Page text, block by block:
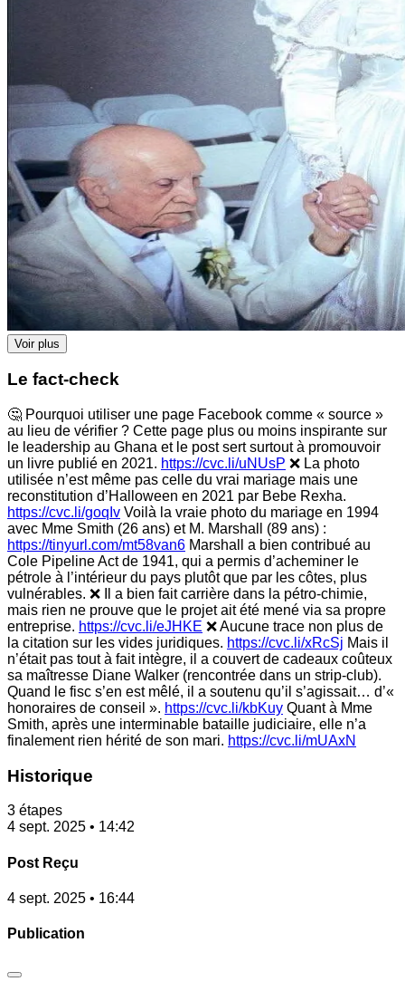
Voir plus
Le fact-check
🤔 Pourquoi utiliser une page Facebook comme « source »
au lieu de vérifier ? Cette page plus ou moins inspirante sur
le leadership au Ghana et le post sert surtout à promouvoir
un livre publié en 2021. https://cvc.li/uNUsP ❌ La photo
utilisée n’est même pas celle du vrai mariage mais une
reconstitution d’Halloween en 2021 par Bebe Rexha.
https://cvc.li/goqIv Voilà la vraie photo du mariage en 1994
avec Mme Smith (26 ans) et M. Marshall (89 ans) :
https://tinyurl.com/mt58van6 Marshall a bien contribué au
Cole Pipeline Act de 1941, qui a permis d’acheminer le
pétrole à l’intérieur du pays plutôt que par les côtes, plus
vulnérables. ❌ Il a bien fait carrière dans la pétro-chimie,
mais rien ne prouve que le projet ait été mené via sa propre
entreprise. https://cvc.li/eJHKE ❌ Aucune trace non plus de
la citation sur les vides juridiques. https://cvc.li/xRcSj Mais il
n’était pas tout à fait intègre, il a couvert de cadeaux coûteux
sa maîtresse Diane Walker (rencontrée dans un strip-club).
Quand le fisc s’en est mêlé, il a soutenu qu’il s’agissait… d’«
honoraires de conseil ». https://cvc.li/kbKuy Quant à Mme
Smith, après une interminable bataille judiciaire, elle n’a
finalement rien hérité de son mari. https://cvc.li/mUAxN
Historique
3 étapes
4 sept. 2025 • 14:42
Post Reçu
4 sept. 2025 • 16:44
Publication